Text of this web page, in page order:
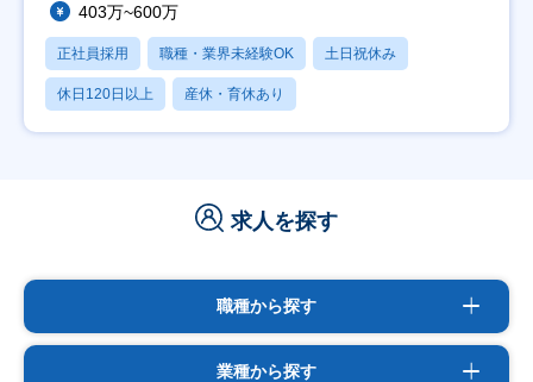
403万~600万
正社員採用 職種・業界未経験OK 土日祝休み
休日120日以上 産休・育休あり
求人を探す
職種から探す
業種から探す